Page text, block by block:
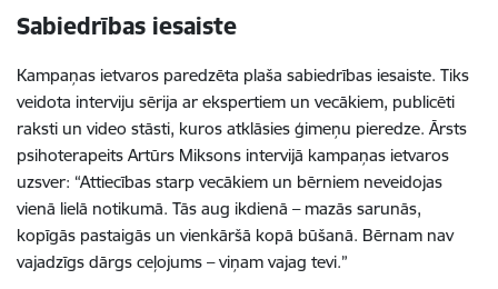
Sabiedrības iesaiste
Kampaņas ietvaros paredzēta plaša sabiedrības iesaiste. Tiks
veidota interviju sērija ar ekspertiem un vecākiem, publicēti
raksti un video stāsti, kuros atklāsies ģimeņu pieredze. Ārsts
psihoterapeits Artūrs Miksons intervijā kampaņas ietvaros
uzsver: “Attiecības starp vecākiem un bērniem neveidojas
vienā lielā notikumā. Tās aug ikdienā – mazās sarunās,
kopīgās pastaigās un vienkāršā kopā būšanā. Bērnam nav
vajadzīgs dārgs ceļojums – viņam vajag tevi.”